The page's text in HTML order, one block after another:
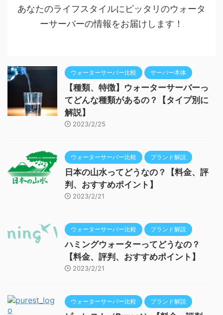
あなたのライフスタイルにピッタリのウォータ
ーサーバーの情報をお届けします！
ウォーターサーバー比較 サーバー本体
【種類、特徴】ウォーターサーバーっ
てどんな種類があるの？【タイプ別に
解説】
2023/2/25
ウォーターサーバー比較 ブランド解説
日本の山水ってどうなの？【料金、評
判、おすすめポイント】
2023/2/21
ウォーターサーバー比較 ブランド解説
ハミングウォーターってどうなの？
【料金、評判、おすすめポイント】
2023/2/21
ウォーターサーバー比較 ブランド解説